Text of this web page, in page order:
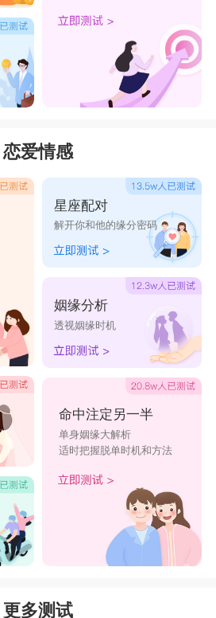
恋爱情感
星座配对
解开你和他的缘分密码
姻缘分析
透视姻缘时机
命中注定另一半
单身姻缘大解析
适时把握脱单时机和方法
更多测试